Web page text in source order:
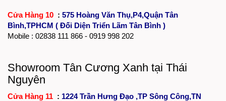
Cửa Hàng 10 : 575 Hoàng Văn Thụ,P4,Quận Tân
Bình,TPHCM ( Đối Diện Triển Lãm Tân Bình )
Mobile : 02838 111 866 - 0919 998 202
Showroom Tân Cương Xanh tại Thái
Nguyên
Cửa Hàng 11 : 1224 Trần Hưng Đạo ,TP Sông Công,TN